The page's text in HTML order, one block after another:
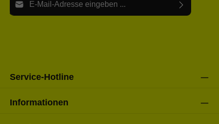
Service-Hotline
Informationen